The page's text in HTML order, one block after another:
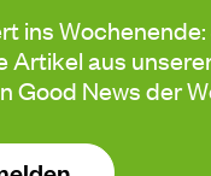
ins
Artikel aus
Good News der